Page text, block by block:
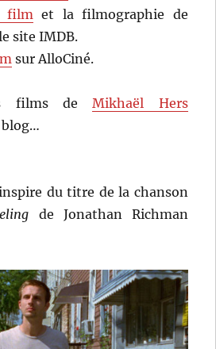
film et la filmographie de
site IMDB.
sur AlloCiné.
films deMikhaël Hers
blog…
du titre de la chanson
de Jonathan Richman